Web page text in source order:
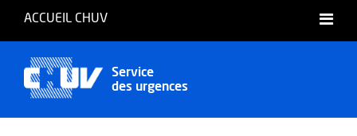
ACCUEIL CHUV
Service
des urgences